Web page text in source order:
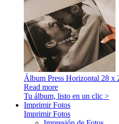
Álbum Press Horizontal 28 x
Read more
Tu álbum, listo en un clic >
Imprimir Fotos
Imprimir Fotos